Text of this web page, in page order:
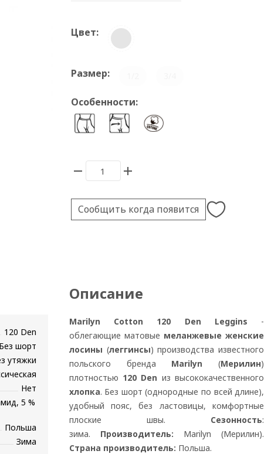
Цвет:
Размер:
Особенности:
Сообщить когда появится
120 Den
Без шорт
утяжки
Нет
5 %
Польша
Зима
Описание
Marilyn Cotton 120 Den Leggins -
облегающие матовые меланжевые женские
лосины (леггинсы) производства известного
польского бренда Marilyn (Мерилин)
плотностью 120 Den из высококачественного
хлопка. Без шорт (однородные по всей длине),
удобный пояс, без ластовицы, комфортные
плоские швы. Сезонность:
зима. Производитель: Marilyn (Мерилин).
Страна производитель: Польша.